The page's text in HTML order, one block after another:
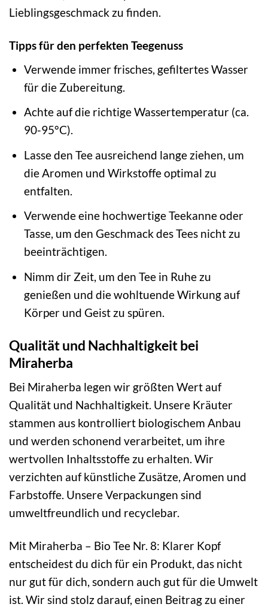
Lieblingsgeschmack zu finden.
Tipps für den perfekten Teegenuss
Verwende immer frisches, gefiltertes Wasser
für die Zubereitung.
Achte auf die richtige Wassertemperatur (ca.
90-95°C).
Lasse den Tee ausreichend lange ziehen, um
die Aromen und Wirkstoffe optimal zu
entfalten.
Verwende eine hochwertige Teekanne oder
Tasse, um den Geschmack des Tees nicht zu
beeinträchtigen.
Nimm dir Zeit, um den Tee in Ruhe zu
genießen und die wohltuende Wirkung auf
Körper und Geist zu spüren.
Qualität und Nachhaltigkeit bei
Miraherba
Bei Miraherba legen wir größten Wert auf
Qualität und Nachhaltigkeit. Unsere Kräuter
stammen aus kontrolliert biologischem Anbau
und werden schonend verarbeitet, um ihre
wertvollen Inhaltsstoffe zu erhalten. Wir
verzichten auf künstliche Zusätze, Aromen und
Farbstoffe. Unsere Verpackungen sind
umweltfreundlich und recyclebar.
Mit Miraherba – Bio Tee Nr. 8: Klarer Kopf
entscheidest du dich für ein Produkt, das nicht
nur gut für dich, sondern auch gut für die Umwelt
ist. Wir sind stolz darauf, einen Beitrag zu einer